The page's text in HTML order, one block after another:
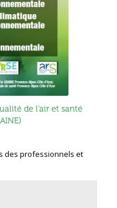
de l’air et santé
des professionnels et